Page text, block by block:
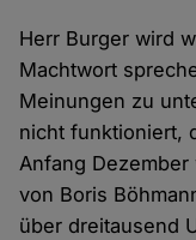
Herr Burger wird
Machtwort
Meinungen zu
nicht funktioniert,
Anfang Dezember
von Boris
über dreitausend